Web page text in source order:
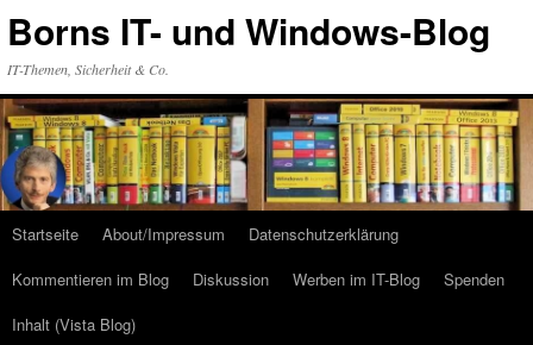
Inhalt
Borns IT- und Windows-Blog
IT-Themen, Sicherheit & Co.
Startseite About/Impressum
Datenschutzerklärung
Kommentieren im Blog
Diskussion Werben im IT-Blog
Spenden
Inhalt (Vista Blog)